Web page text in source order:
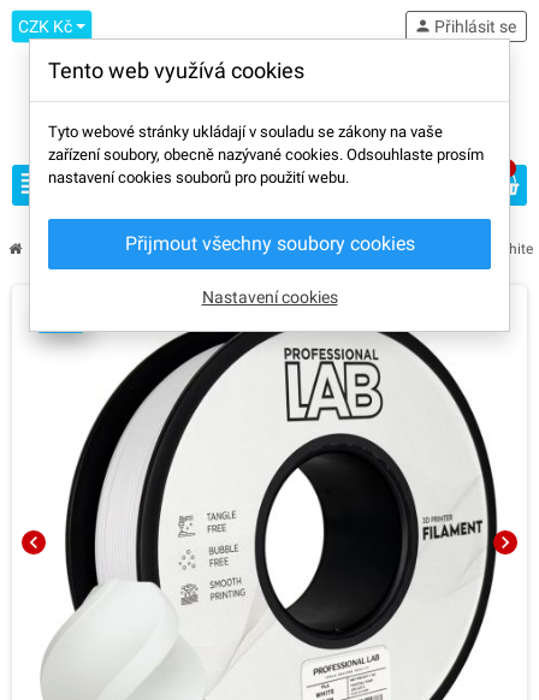
CZK Kč
view_headline
person Přihlásit se
VÝROBCE chevron_rightProfessional Labchevron_right Professional Lab PLA
chevron_left chevron_right
Tento web využívá cookies
Tyto webové stránky ukládají v souladu se zákony na vaše
zařízení soubory, obecně nazývané cookies. Odsouhlaste prosím
nastavení cookies souborů pro použití webu.
Přijmout všechny soubory cookies
Nastavení cookies